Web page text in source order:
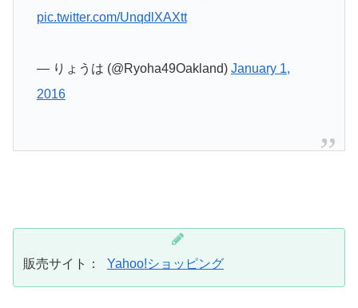
pic.twitter.com/UnqdlXAXtt
— りょうは (@Ryoha49Oakland) January 1,
2016
販売サイト： Yahoo!ショッピング